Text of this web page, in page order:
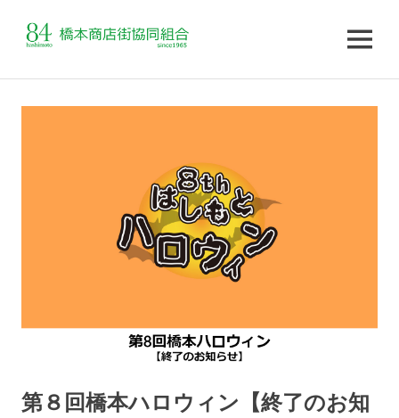
MENU
第８回橋本ハロウィン【終了のお知